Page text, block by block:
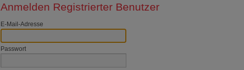
Anmelden Registrierter Benutzer
E-Mail-Adresse
Passwort